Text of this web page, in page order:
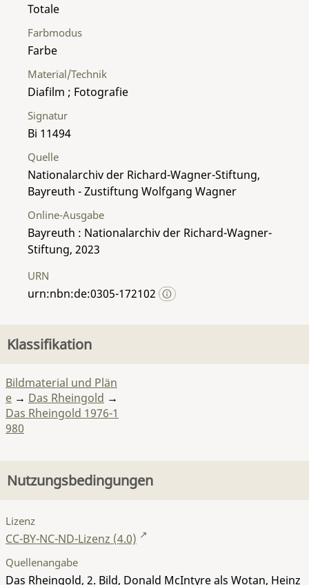
Material/Technik
Diafilm ; Fotografie
Totale
Farbmodus
Farbe
Signatur
Bi 11494
Quelle
Nationalarchiv der Richard-Wagner-Stiftung,
Bayreuth - Zustiftung Wolfgang Wagner
Online-Ausgabe
Bayreuth : Nationalarchiv der Richard-Wagner-
Stiftung, 2023
URN
urn:nbn:de:0305-172102
Klassifikation
Bildmaterial und Plän
e → Das Rheingold →
Das Rheingold 1976-1
980
Nutzungsbedingungen
Lizenz
CC-BY-NC-ND-Lizenz (4.0)
Quellenangabe
Das Rheingold, 2. Bild, Donald McIntyre als Wotan, Heinz